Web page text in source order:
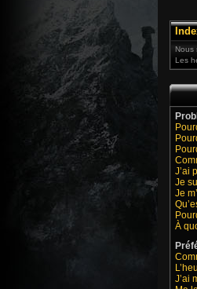
Nous
Les
J’ai
Je
Je
À
J’ai